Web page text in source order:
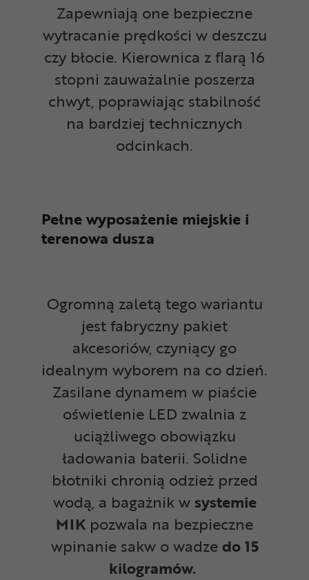
Zapewniają one bezpieczne
wytracanie prędkości w deszczu
czy błocie. Kierownica z flarą 16
stopni zauważalnie poszerza
chwyt, poprawiając stabilność
na bardziej technicznych
odcinkach.
Pełne wyposażenie miejskie i
terenowa dusza
Ogromną zaletą tego wariantu
jest fabryczny pakiet
akcesoriów, czyniący go
idealnym wyborem na co dzień.
Zasilane dynamem w piaście
oświetlenie LED zwalnia z
uciążliwego obowiązku
ładowania baterii. Solidne
błotniki chronią odzież przed
wodą, a bagażnik wsystemie
MIK pozwala na bezpieczne
wpinanie sakw o wadze do 15
kilogramów.